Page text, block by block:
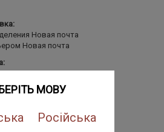
МОВУ
Російська
Новая почта
Новая почта
картой
платеж
ТОВАРЫ